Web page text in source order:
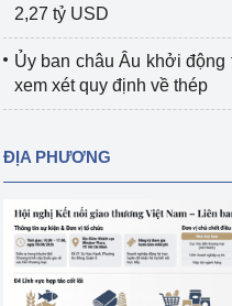
2,27 tỷ USD
Ủy ban châu Âu khởi động
xem xét quy định về thép
ĐỊA PHƯƠNG